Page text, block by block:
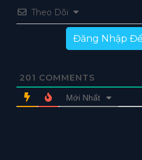
Theo Dõi
Đăng Nhập
201 COMMENTS
Mới Nhất